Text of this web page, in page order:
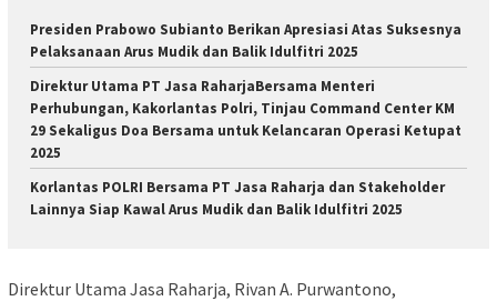
Presiden Prabowo Subianto Berikan Apresiasi Atas Suksesnya
Pelaksanaan Arus Mudik dan Balik Idulfitri 2025
Direktur Utama PT Jasa RaharjaBersama Menteri
Perhubungan, Kakorlantas Polri, Tinjau Command Center KM
29 Sekaligus Doa Bersama untuk Kelancaran Operasi Ketupat
2025
Korlantas POLRI Bersama PT Jasa Raharja dan Stakeholder
Lainnya Siap Kawal Arus Mudik dan Balik Idulfitri 2025
Direktur Utama Jasa Raharja, Rivan A. Purwantono,